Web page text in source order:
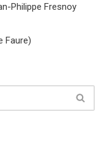
Philippe Fresnoy
Faure)